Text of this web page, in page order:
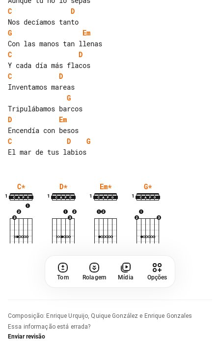
C
D
G
Em
C
D
C
D
G
D
Em
C
D
G
C*
1
D*
1
Em*
1
G*
1
Tom Rolagem Mídia Opções
Composição: Enrique Urquijo, Quique González e Enrique Gonzales
Essa informação está errada?
Enviar revisão